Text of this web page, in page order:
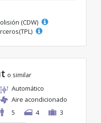
(CDW)
o similar
Automático
Aire acondicionado
5
4 3